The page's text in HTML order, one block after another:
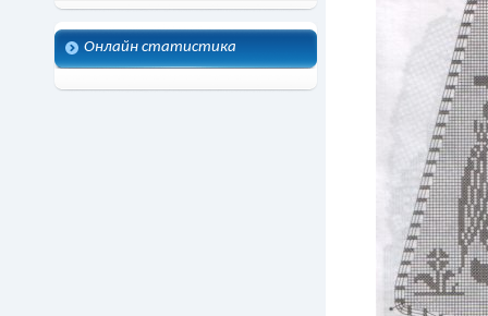
Онлайн статистика